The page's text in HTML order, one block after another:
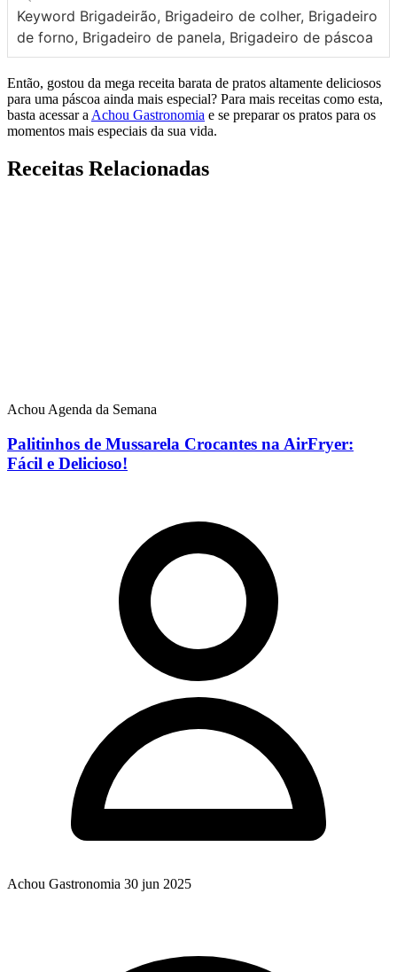
Keyword Brigadeirão, Brigadeiro de colher, Brigadeiro
de forno, Brigadeiro de panela, Brigadeiro de páscoa
Então, gostou da mega receita barata de pratos altamente deliciosos
para uma páscoa ainda mais especial? Para mais receitas como esta,
basta acessar a Achou Gastronomia e se preparar os pratos para os
momentos mais especiais da sua vida.
Receitas Relacionadas
Achou Agenda da Semana
Palitinhos de Mussarela Crocantes na AirFryer:
Fácil e Delicioso!
Achou Gastronomia 30 jun 2025